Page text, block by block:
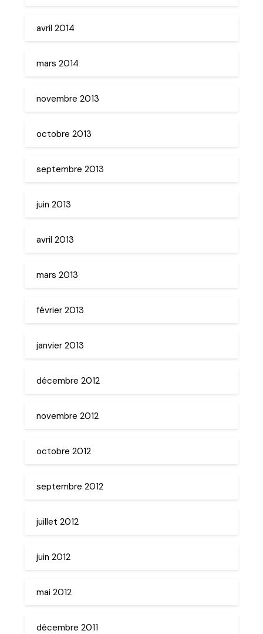
avril 2014
mars 2014
novembre 2013
octobre 2013
septembre 2013
juin 2013
avril 2013
mars 2013
février 2013
janvier 2013
décembre 2012
novembre 2012
octobre 2012
septembre 2012
juillet 2012
juin 2012
mai 2012
décembre 2011